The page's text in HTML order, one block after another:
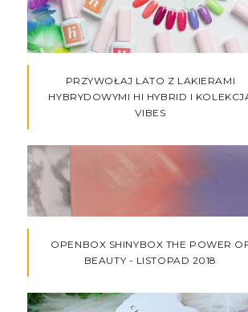
PRZYWOŁAJ LATO Z LAKIERAMI
HYBRYDOWYMI HI HYBRID I
VIBES
OPENBOX SHINYBOX THE POWER
BEAUTY - LISTOPAD 2018